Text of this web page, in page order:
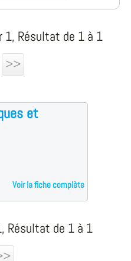
1, Résultat de 1 à 1
>>
et
Voir la fiche complète
Résultat de 1 à 1